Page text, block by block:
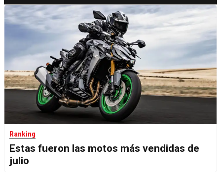
Ranking
Estas fueron las motos más vendidas de
julio